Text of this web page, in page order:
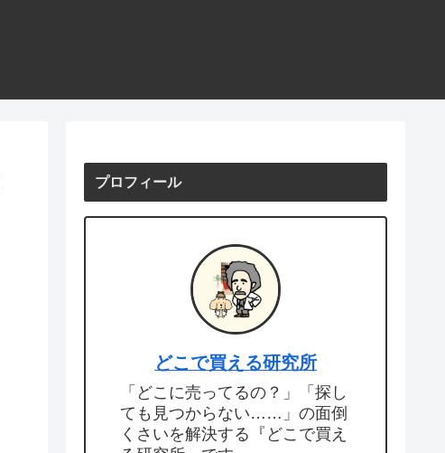
プロフィール
どこで買える研究所
「どこに売ってるの？」「探し
ても見つからない……」の面倒
くさいを解決する『どこで買え